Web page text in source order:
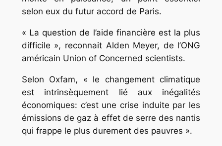
selon eux du futur accord de Paris.
« La question de l’aide financière est la plus
difficile », reconnait Alden Meyer, de l’ONG
américain Union of Concerned scientists.
Selon Oxfam, « le changement climatique
est intrinsèquement lié aux inégalités
économiques: c’est une crise induite par les
émissions de gaz à effet de serre des nantis
qui frappe le plus durement des pauvres ».